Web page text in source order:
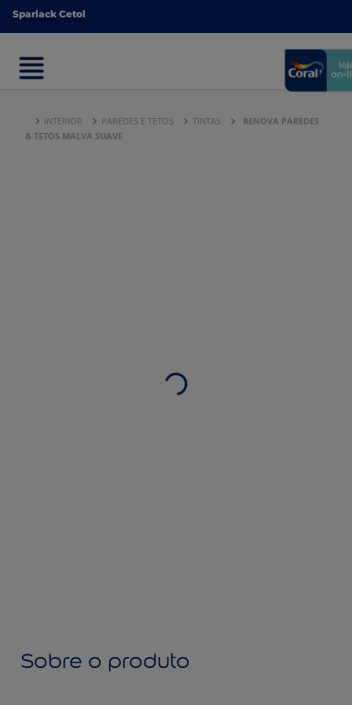
Sparlack Cetol
Sparlack Cetol
INTERIOR PAREDES E TETOS TINTAS
RENOVA PAREDES
& TETOS MALVA SUAVE
Sobre o produto